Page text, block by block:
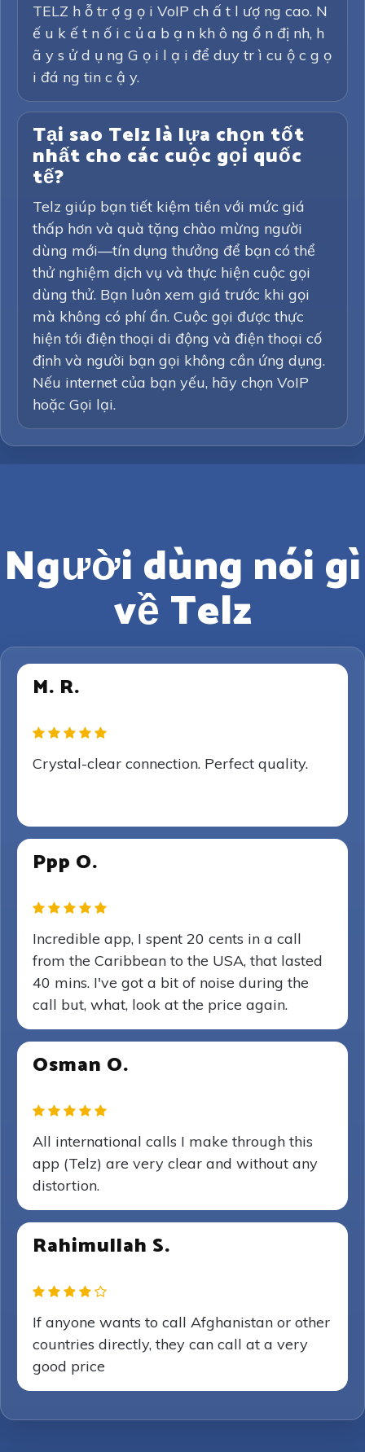
TELZ h ỗ tr ợ g ọ i VoIP ch ấ t l ượ ng cao. N
ế u k ế t n ố i c ủ a b ạ n kh ô ng ổ n đị nh, h
ã y s ử d ụ ng G ọ i l ạ i để duy tr ì cu ộ c g ọ
i đá ng tin c ậ y.
Tại sao Telz là lựa chọn tốt
nhất cho các cuộc gọi quốc
tế?
Telz giúp bạn tiết kiệm tiền với mức giá
thấp hơn và quà tặng chào mừng người
dùng mới—tín dụng thưởng để bạn có thể
thử nghiệm dịch vụ và thực hiện cuộc gọi
dùng thử. Bạn luôn xem giá trước khi gọi
mà không có phí ẩn. Cuộc gọi được thực
hiện tới điện thoại di động và điện thoại cố
định và người bạn gọi không cần ứng dụng.
Nếu internet của bạn yếu, hãy chọn VoIP
hoặc Gọi lại.
Người dùng nói gì
về Telz
M. R.
Crystal-clear connection. Perfect quality.
Ppp O.
Incredible app, I spent 20 cents in a call
from the Caribbean to the USA, that lasted
40 mins. I've got a bit of noise during the
call but, what, look at the price again.
Osman O.
All international calls I make through this
app (Telz) are very clear and without any
distortion.
Rahimullah S.
If anyone wants to call Afghanistan or other
countries directly, they can call at a very
good price